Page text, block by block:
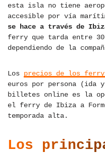
esta isla no tiene
accesible por vía
se hace a través de
ferry que tarda entre
dependiendo de la
Los precios de los
euros por persona (ida
billetes online es la
el ferry de Ibiza a
temporada alta.
Los